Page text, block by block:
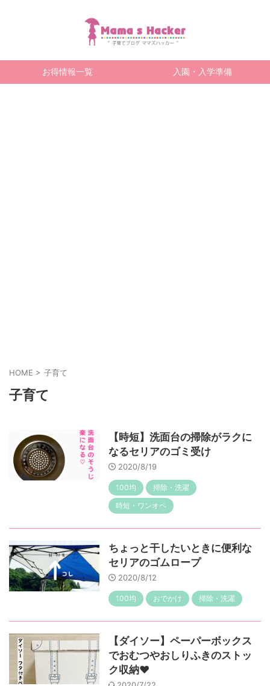
お得情報一覧 入園・入学準備
HOME > 子育て
子育て
【時短】洗面台の掃除がラクに
なるセリアのゴミ受け
2020/8/19
100均
掃除・洗濯
時短・ワンオペ
ちょっと干したいときに便利な
セリアのゴムロープ
2020/8/12
100均 おでかけ 掃除・洗濯
【ダイソー】ペーパーボックス
でおむつやおしりふきのストッ
ク収納♥